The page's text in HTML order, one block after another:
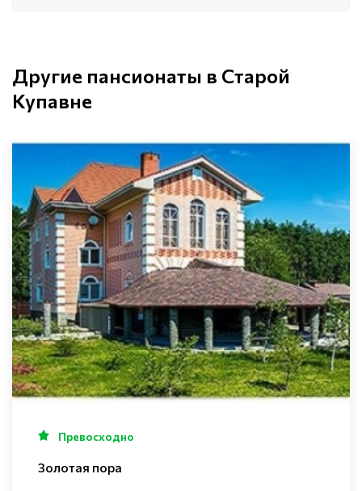
Другие пансионаты в Старой
Купавне
Превосходно
Золотая пора